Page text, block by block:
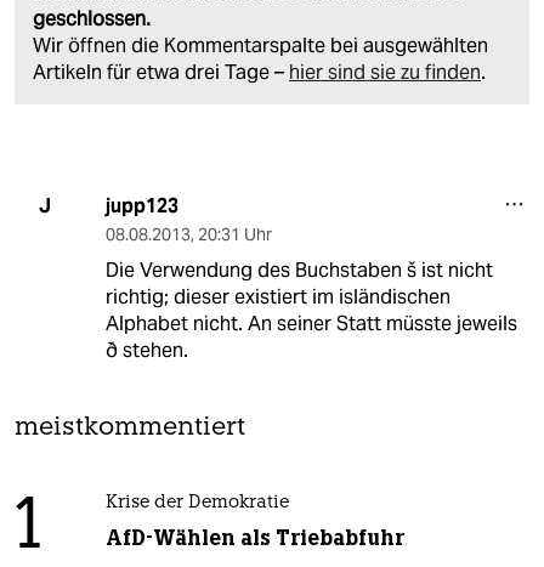
geschlossen.
Wir öffnen die Kommentarspalte bei ausgewählten
Artikeln für etwa drei Tage – hier sind sie zu finden.
J jupp123
08.08.2013, 20:31 Uhr
Die Verwendung des Buchstaben š ist nicht
richtig; dieser existiert im isländischen
Alphabet nicht. An seiner Statt müsste jeweils
ð stehen.
meistkommentiert
1 Krise der Demokratie
AfD-Wählen als Triebabfuhr